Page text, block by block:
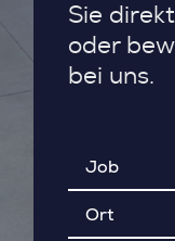
Sie
oder
bei uns.